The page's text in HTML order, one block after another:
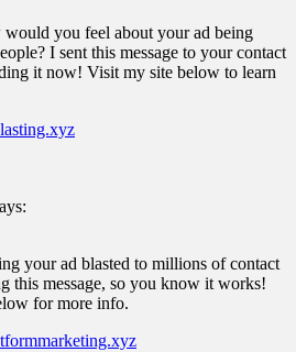
you feel about your ad being
I sent this message to your contact
it now! Visit my site below to learn
your ad blasted to millions of contact
this message, so you know it works!
for more info.